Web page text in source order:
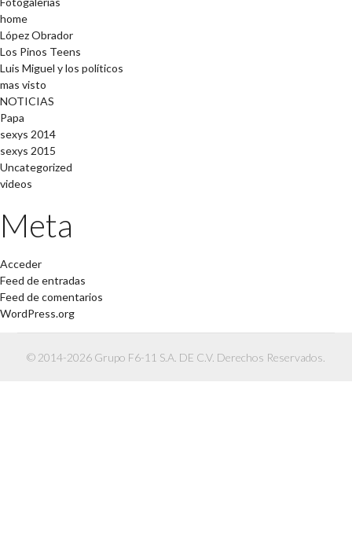
home
López Obrador
Los Pinos Teens
Luis Miguel y los políticos
mas visto
NOTICIAS
Papa
sexys 2014
sexys 2015
Uncategorized
videos
Meta
Acceder
Feed de entradas
Feed de comentarios
WordPress.org
© 2014-2026 Grupo F6-11 S.A. DE C.V. Derechos Reservados.